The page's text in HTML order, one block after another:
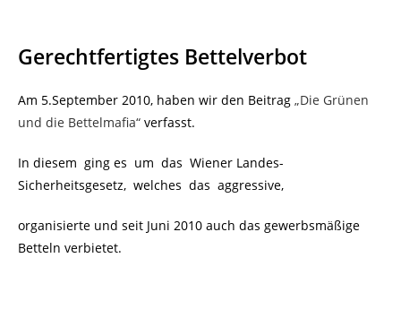
Gerechtfertigtes Bettelverbot
Am 5.September 2010, haben wir den Beitrag „Die Grünen
und die Bettelmafia“ verfasst.
In diesem ging es um das Wiener Landes-
Sicherheitsgesetz, welches das aggressive,
organisierte und seit Juni 2010 auch das gewerbsmäßige
Betteln verbietet.